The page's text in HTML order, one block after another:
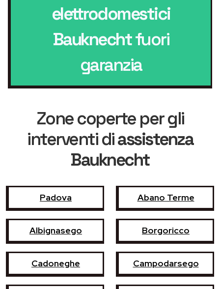
elettrodomestici
Bauknechtfuori
garanzia
Zone coperte per gli
interventi diassistenza
Bauknecht
Padova Abano Terme
Albignasego Borgoricco
Cadoneghe Campodarsego